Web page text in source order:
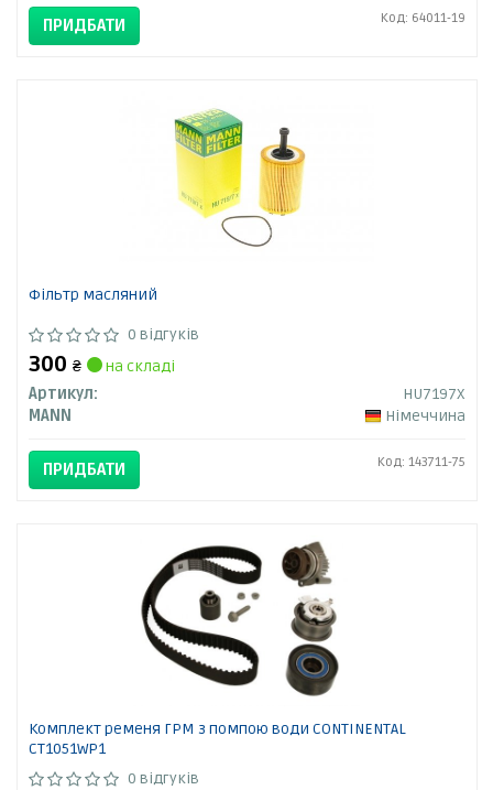
ПРИДБАТИ Код: 64011-19
Фільтр масляний
0 відгуків
300 ₴
на складі
Артикул:
HU7197X
MANN
Німеччина
ПРИДБАТИ Код: 143711-75
Комплект ременя ГРМ з помпою води CONTINENTAL
CT1051WP1
0 відгуків